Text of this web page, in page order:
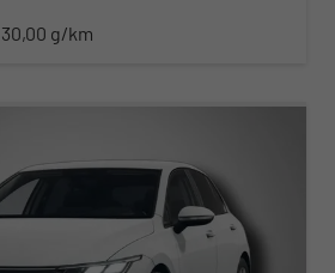
g/km